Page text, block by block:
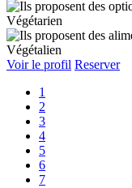
Végétarien
Végétalien
Voir le profil Reserver
1
2
3
4
5
6
7